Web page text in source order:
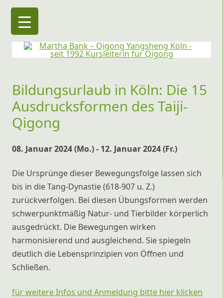
Martha Bank – Qigong Yangsheng Köln
seit 1992 Kursleiterin für Qigong
Bildungsurlaub in Köln: Die 15
Ausdrucksformen des Taiji-
Qigong
08. Januar 2024 (Mo.) - 12. Januar 2024 (Fr.)
Die Ursprünge dieser Bewegungsfolge lassen sich
bis in die Tang-Dynastie (618-907 u. Z.)
zurückverfolgen. Bei diesen Übungsformen werden
schwerpunktmäßig Natur- und Tierbilder körperlich
ausgedrückt. Die Bewegungen wirken
harmonisierend und ausgleichend. Sie spiegeln
deutlich die Lebensprinzipien von Öffnen und
Schließen.
für weitere Infos und Anmeldung bitte hier klicken